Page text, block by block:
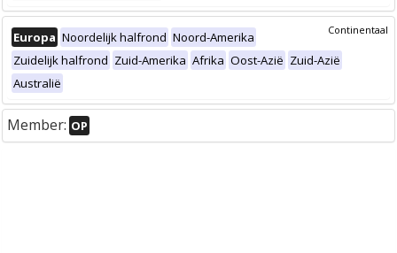
Continentaal
Europa Noordelijk halfrond Noord-Amerika
Zuidelijk halfrond Zuid-Amerika Afrika Oost-Azië Zuid-Azië
Australië
Member: OP